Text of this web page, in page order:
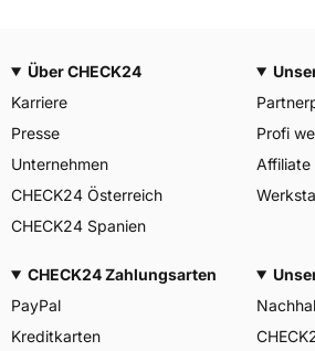
Über CHECK24
Karriere
Presse
Unternehmen
CHECK24 Österreich
CHECK24 Spanien
Profi
Affiliate
CHECK24 Zahlungsarten
PayPal
Kreditkarten